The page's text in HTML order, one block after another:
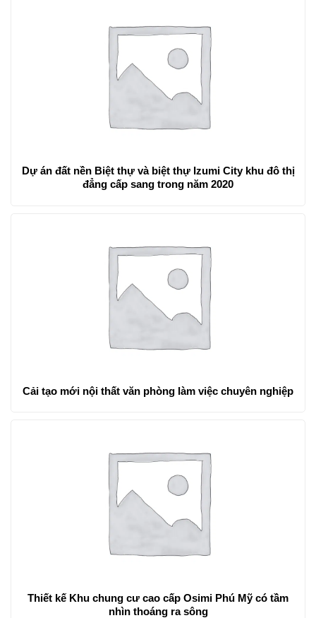
Dự án đất nền Biệt thự và biệt thự Izumi City khu đô thị
đẳng cấp sang trong năm 2020
Cải tạo mới nội thất văn phòng làm việc chuyên nghiệp
Thiết kế Khu chung cư cao cấp Osimi Phú Mỹ có tầm
nhìn thoáng ra sông